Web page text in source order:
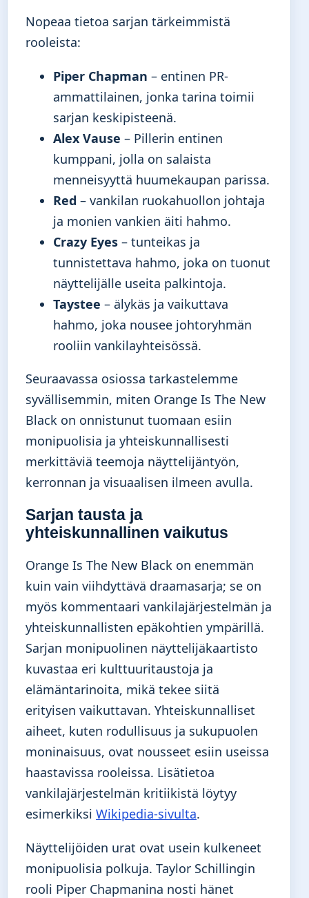
Nopeaa tietoa sarjan tärkeimmistä
rooleista:
Piper Chapman – entinen PR-
ammattilainen, jonka tarina toimii
sarjan keskipisteenä.
Alex Vause – Pillerin entinen
kumppani, jolla on salaista
menneisyyttä huumekaupan parissa.
Red – vankilan ruokahuollon johtaja
ja monien vankien äiti hahmo.
Crazy Eyes – tunteikas ja
tunnistettava hahmo, joka on tuonut
näyttelijälle useita palkintoja.
Taystee – älykäs ja vaikuttava
hahmo, joka nousee johtoryhmän
rooliin vankilayhteisössä.
Seuraavassa osiossa tarkastelemme
syvällisemmin, miten Orange Is The New
Black on onnistunut tuomaan esiin
monipuolisia ja yhteiskunnallisesti
merkittäviä teemoja näyttelijäntyön,
kerronnan ja visuaalisen ilmeen avulla.
Sarjan tausta ja
yhteiskunnallinen vaikutus
Orange Is The New Black on enemmän
kuin vain viihdyttävä draamasarja; se on
myös kommentaari vankilajärjestelmän ja
yhteiskunnallisten epäkohtien ympärillä.
Sarjan monipuolinen näyttelijäkaartisto
kuvastaa eri kulttuuritaustoja ja
elämäntarinoita, mikä tekee siitä
erityisen vaikuttavan. Yhteiskunnalliset
aiheet, kuten rodullisuus ja sukupuolen
moninaisuus, ovat nousseet esiin useissa
haastavissa rooleissa. Lisätietoa
vankilajärjestelmän kritiikistä löytyy
esimerkiksi Wikipedia-sivulta.
Näyttelijöiden urat ovat usein kulkeneet
monipuolisia polkuja. Taylor Schillingin
rooli Piper Chapmanina nosti hänet